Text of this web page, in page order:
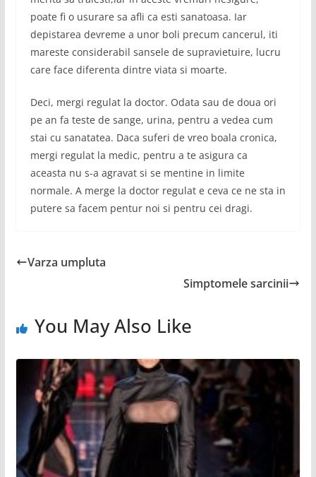
poate fi o usurare sa afli ca esti sanatoasa. Iar
depistarea devreme a unor boli precum cancerul, iti
mareste considerabil sansele de supravietuire, lucru
care face diferenta dintre viata si moarte.
Deci, mergi regulat la doctor. Odata sau de doua ori
pe an fa teste de sange, urina, pentru a vedea cum
stai cu sanatatea. Daca suferi de vreo boala cronica,
mergi regulat la medic, pentru a te asigura ca
aceasta nu s-a agravat si se mentine in limite
normale. A merge la doctor regulat e ceva ce ne sta in
putere sa facem pentur noi si pentru cei dragi.
Varza umpluta
Simptomele sarcinii
You May Also Like